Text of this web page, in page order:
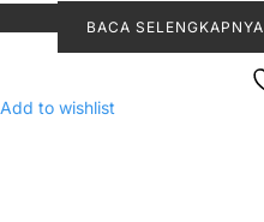
BACA SELENGKAPNYA
Add to wishlist